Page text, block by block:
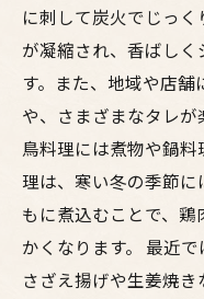
に刺して炭火でじっ
が凝縮され、香ばし
す。また、地域や店
や、さまざまなタレが
鳥料理には煮物や鍋
理は、寒い冬の季節に
もに煮込むことで、
かくなります。 最近
さざえ揚げや生姜焼